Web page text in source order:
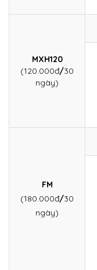
MXH120
(120.000đ/30
ngày)
FM
(180.000đ/30
ngày)